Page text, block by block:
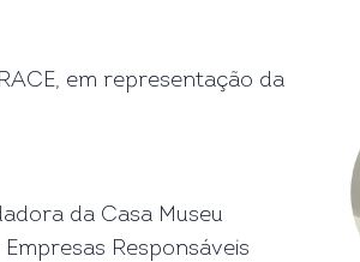
em representação da
da Casa Museu
Responsáveis